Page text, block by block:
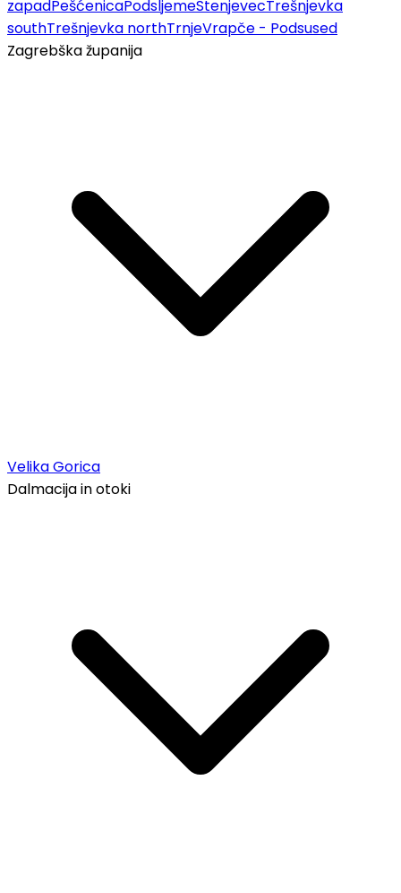
zapadPešćenicaPodsljemeStenjevecTrešnjevka
southTrešnjevka northTrnjeVrapče - Podsused
Zagrebška županija
Velika Gorica
Dalmacija in otoki